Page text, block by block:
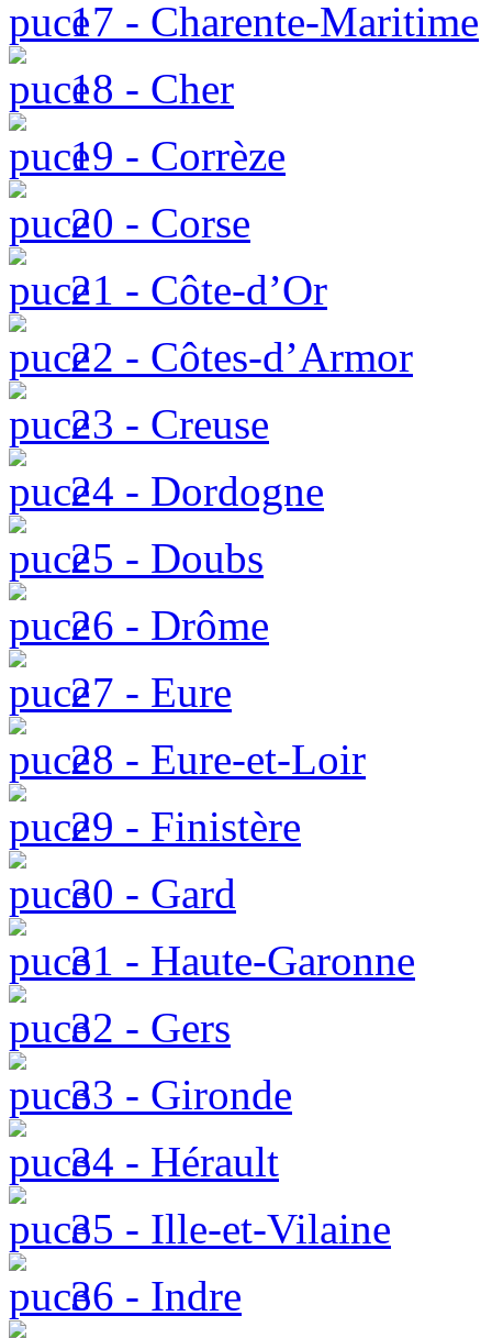
17 - Charente-Maritime
18 - Cher
19 - Corrèze
20 - Corse
21 - Côte-d’Or
22 - Côtes-d’Armor
23 - Creuse
24 - Dordogne
25 - Doubs
26 - Drôme
27 - Eure
28 - Eure-et-Loir
29 - Finistère
30 - Gard
31 - Haute-Garonne
32 - Gers
33 - Gironde
34 - Hérault
35 - Ille-et-Vilaine
36 - Indre